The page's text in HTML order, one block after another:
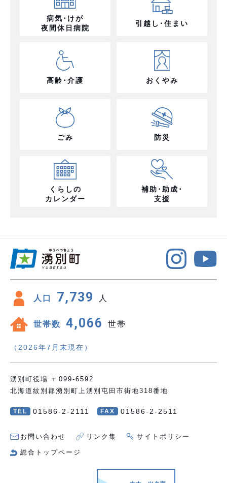
病気･けが
夜間休日病院
引越し･住まい
高齢･介護 おくやみ
ごみ 防災
くらしの
カレンダー
補助･助成･
支援
人口 7,739 人
世帯数 4,066 世帯
（2026年7月末現在）
湧別町役場 〒099-6592
北海道紋別郡湧別町上湧別屯田市街地318番地
TEL 01586-2-2111 FAX 01586-2-2511
お問い合わせ リンク集 サイトポリシー
総合トップページ